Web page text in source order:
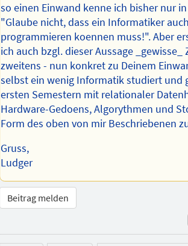
so einen Einwand kenne ich bisher nur
"Glaube nicht, dass ein Informatiker
programmieren koennen muss!". Aber
ich auch bzgl. dieser Aussage
zweitens - nun konkret zu Deinem
selbst ein wenig Informatik studiert und
ersten Semestern mit relationaler
Hardware-Gedoens, Algorythmen und
Form des oben von mir Beschriebenen
Gruss,
Ludger
Beitrag melden